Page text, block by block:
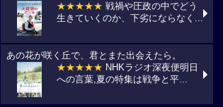
★★★★★ 戦禍や圧政の中でどう
生きていくのか、下劣にならなく...
あの花が咲く丘で、君とまた出会えたら。
★★★★★ NHKラジオ深夜便明日
への言葉,夏の特集は戦争と平...